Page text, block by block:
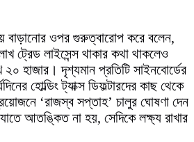
বাড়ানোর ওপর গুরুত্বারোপ করে বলেন,
ট্রেড লাইসেন্স থাকার কথা থাকলেও
হাজার। দৃশ্যমান প্রতিটি সাইনবোর্ডের
হোল্ডিং ট্যাক্স ডিফল্টারদের কাছ থেকে
‘রাজস্ব সপ্তাহ’ চালুর ঘোষণা দেন
আতঙ্কিত না হয়, সেদিকে লক্ষ্য রাখার